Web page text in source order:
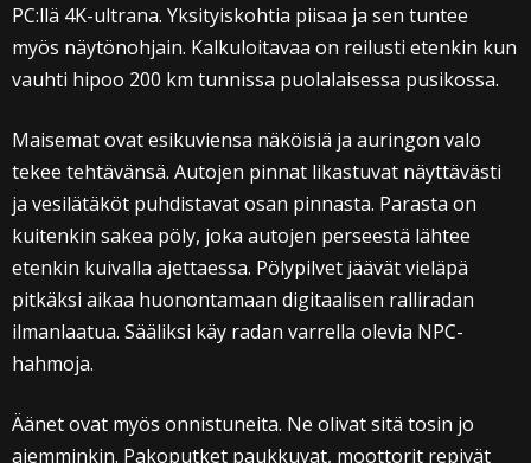
PC:llä 4K-ultrana. Yksityiskohtia piisaa ja sen tuntee
myös näytönohjain. Kalkuloitavaa on reilusti etenkin kun
vauhti hipoo 200 km tunnissa puolalaisessa pusikossa.
Maisemat ovat esikuviensa näköisiä ja auringon valo
tekee tehtävänsä. Autojen pinnat likastuvat näyttävästi
ja vesilätäköt puhdistavat osan pinnasta. Parasta on
kuitenkin sakea pöly, joka autojen perseestä lähtee
etenkin kuivalla ajettaessa. Pölypilvet jäävät vieläpä
pitkäksi aikaa huonontamaan digitaalisen ralliradan
ilmanlaatua. Sääliksi käy radan varrella olevia NPC-
hahmoja.
Äänet ovat myös onnistuneita. Ne olivat sitä tosin jo
aiemminkin. Pakoputket paukkuvat, moottorit repivät